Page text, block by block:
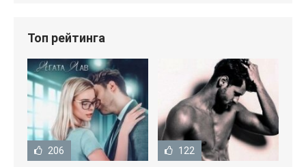
Топ рейтинга
206 122